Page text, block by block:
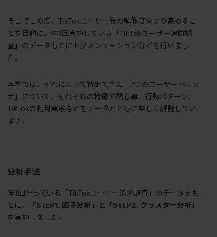
そこでこの度、TikTokユーザー像の解像度をより高めるこ
とを目的に、年1回実施している「TikTokユーザー追跡調
査」のデータもとにセグメンテーション分析を行いまし
た。
本書では、それによって特定できた「7つのユーザーペルソ
ナ」について、それぞれの特徴や関心事、行動パターン、
TikTokの利用実態などをデータとともに詳しく解説してい
ます。
分析手法
年1回行っている「TikTokユーザー追跡調査」のデータをも
とに、
「STEP1. 因子分析」と「STEP2. クラスター分析」
を実施しました。